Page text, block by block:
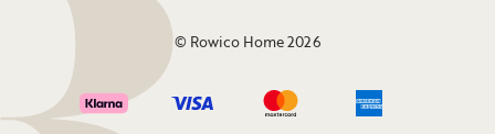
© Rowico Home 2026